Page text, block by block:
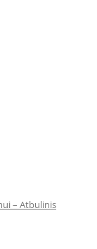
– Atbulinis